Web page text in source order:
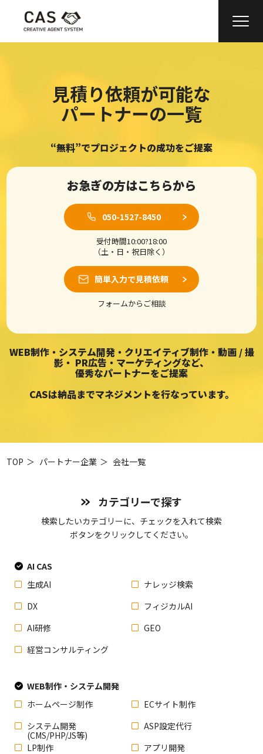
見積り依頼が可能な
パートナーの一覧
“無料”でプロジェクトの成功をご提案
お急ぎの方はこちらから
簡単入力で見積依頼
フォームからご相談
050-1527-8450
受付時間10:00?18:00
（土・日・祝日除く）
WEB制作・システム開発・クリエイティブ制作・動画 / 撮
影・ PR広告・マーケティングなど、
優秀なパートナーをご提案
CASは納品までマネジメントを行なっています。
TOP ＞ パートナー企業 ＞ 会社一覧
カテゴリーで探す
検索したいカテゴリーに、チェックを入れて検索
ボタンをクリックしてください。
AI CAS
生成AI
ナレッジ検索
DX
フィジカルAI
AI研修
GEO
経営コンサルティング
WEB制作・システム開発
ホームページ制作
ECサイト制作
システム開発
(CMS/PHP/JS等)
ASP設定代行
LP制作
アプリ開発